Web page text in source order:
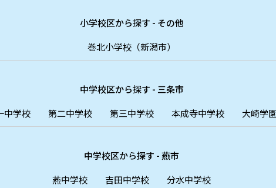
小学校区から探す - その他
巻北小学校（新潟市）
中学校区から探す - 三条市
中学校
第二中学校 第三中学校 本成寺中学校 大崎学
中学校区から探す - 燕市
燕中学校
吉田中学校 分水中学校